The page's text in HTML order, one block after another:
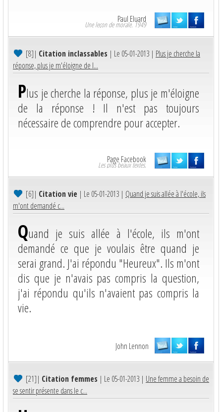
Paul Eluard
Une leçon de morale. 1949
[8]| Citation inclassables | Le 05-01-2013 | Plus je cherche la
réponse, plus je m'éloigne de l...
Plus je cherche la réponse, plus je m'éloigne
de la réponse ! Il n'est pas toujours
nécessaire de comprendre pour accepter.
Page Facebook
Les plus beaux textes.
[6]| Citation vie | Le 05-01-2013 | Quand je suis allée à l'école, ils
m'ont demandé c...
Quand je suis allée à l'école, ils m'ont
demandé ce que je voulais être quand je
serai grand. J'ai répondu "Heureux". Ils m'ont
dis que je n'avais pas compris la question,
j'ai répondu qu'ils n'avaient pas compris la
vie.
John Lennon
[21]| Citation femmes | Le 05-01-2013 | Une femme a besoin de
se sentir présente dans le c...